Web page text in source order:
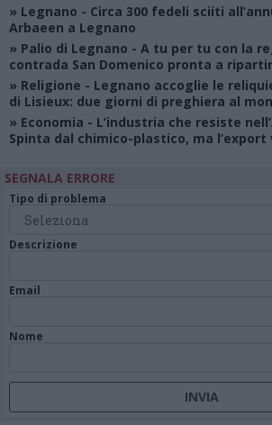
» Legnano - Circa 300 fedeli sciiti
Arbaeen a Legnano
» Palio di Legnano - A tu per tu con la
contrada San Domenico pronta a
» Religione - Legnano accoglie le
di Lisieux: due giorni di preghiera al
» Economia - L’industria che resiste
Spinta dal chimico-plastico, ma
SEGNALA ERRORE
Tipo di problema
Descrizione
Email
Nome